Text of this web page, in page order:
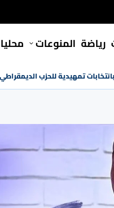
رياضة المنوعات
تمهيدية للحزب